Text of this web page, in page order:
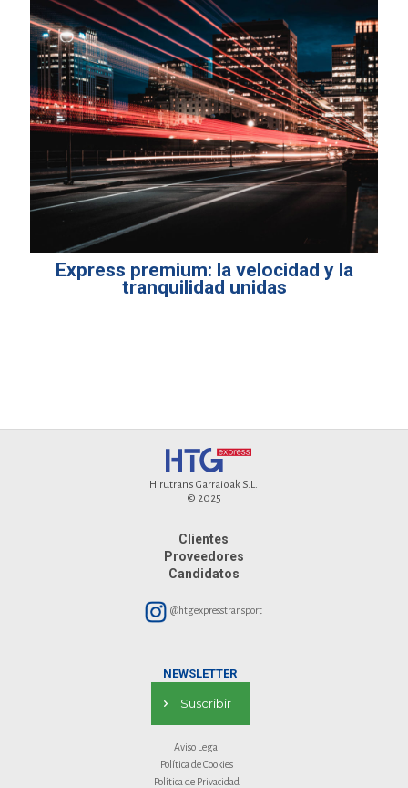
Express premium: la velocidad y la
tranquilidad unidas
Hirutrans Garraioak S.L.
© 2025
Clientes
Proveedores
Candidatos
@htgexpresstransport
NEWSLETTER
Suscribir
Aviso Legal
Política de Cookies
Política de Privacidad